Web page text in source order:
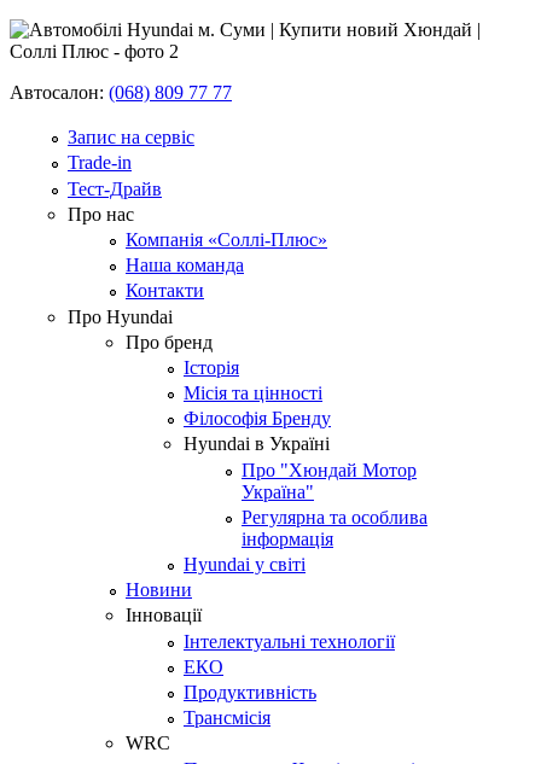
Автосалон: (068) 809 77 77
Запис на сервіс
Trade-in
Тест-Драйв
Про нас
Компанія «Соллі-Плюс»
Наша команда
Контакти
Про Hyundai
Про бренд
Історія
Місія та цінності
Філософія Бренду
Hyundai в Україні
Про "Хюндай Мотор
Україна"
Регулярна та особлива
інформація
Hyundai у світі
Новини
Інновації
Інтелектуальні технології
ЕКО
Продуктивність
Трансмісія
WRC